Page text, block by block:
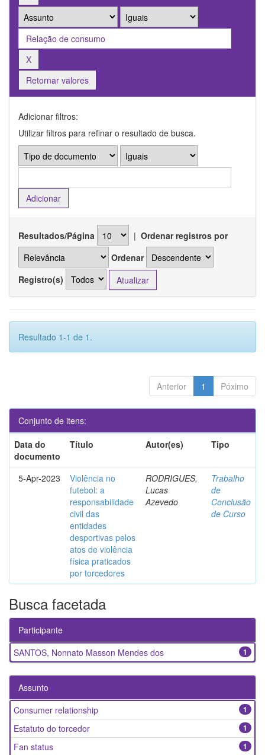
Retornar valores
Adicionar filtros:
Utilizar filtros para refinar o resultado de busca.
Resultados/Página | Ordenar registros por
Ordenar
Registro(s)
Resultado 1-1 de 1.
Anterior 1 Póximo
Conjunto de itens:
Data do
documento
Título Autor(es) Tipo
5-Apr-2023
Violência no
futebol: a
responsabilidade
civil das
entidades
desportivas pelos
atos de violência
física praticados
por torcedores
RODRIGUES,
Lucas
Azevedo
Trabalho
de
Conclusão
de Curso
Busca facetada
Participante
1
SANTOS, Nonnato Masson Mendes dos
Assunto
1
Consumer relationship
1
Estatuto do torcedor
1
Fan status